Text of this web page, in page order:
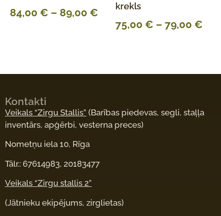
84,00 € – 89,00 €
krekls
75,00 € – 79,00 €
Kontakti
Veikals “Zirgu Stallis” (Barības piedevas, segli, staļļa
inventārs, apģērbi, vesterna preces)
Nometņu iela 10, Rīga
Tālr.: 67614983, 20183477
Veikals “Zirgu stallis 2”
(Jātnieku ekipējums, zirglietas)